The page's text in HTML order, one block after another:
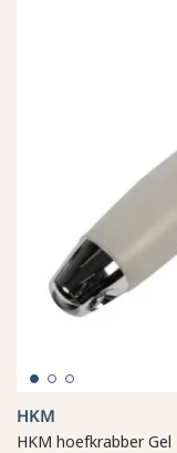
HKM
HKM hoefkrabber Gel